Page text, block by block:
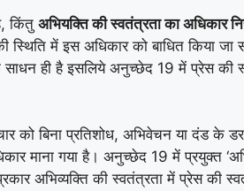
किंतु अभियक्ति की स्वतंत्रता का अधिकार
स्थिति में इस अधिकार को बाधित किया
साधन ही है इसलिये अनुच्छेद 19 में प्रेस की
को बिना प्रतिशोध, अभिवेचन या दंड के
माना गया है। अनुच्छेद 19 में प्रयुक्त
अभिव्यक्ति की स्वतंत्रता में प्रेस की